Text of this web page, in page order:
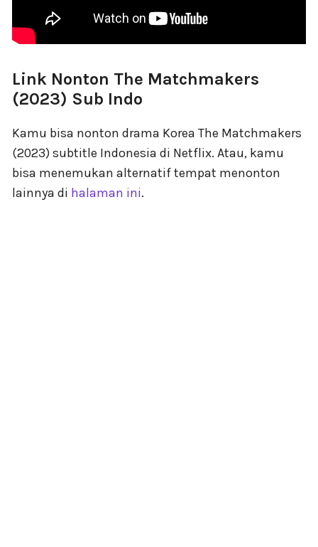
Link Nonton The Matchmakers
(2023) Sub Indo
Kamu bisa nonton drama Korea The Matchmakers
(2023) subtitle Indonesia di Netflix. Atau, kamu
bisa menemukan alternatif tempat menonton
lainnya di halaman ini.